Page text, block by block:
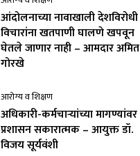
आंदोलनाच्या नावाखाली देशविरोधी
विचारांना खतपाणी घालणे खपवून
घेतले जाणार नाही – आमदार अमित
गोरखे
आरोग्य व शिक्षण
अधिकारी-कर्मचाऱ्यांच्या मागण्यांवर
प्रशासन सकारात्मक – आयुक्त डॉ.
विजय सूर्यवंशी